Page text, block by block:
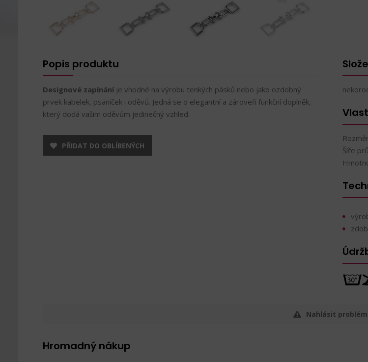
Popis produktu
Designové zapínáníje vhodné na výrobu tenkých pásků nebo jako ozdobný
prvek kabelek, psaníček i oděvů. Jedná se o elegantní a zároveň funkční doplněk,
který dodá vašim oděvům jedinečný vzhled.
PŘIDAT DO OBLÍBENÝCH
Šíře
Nahlásit problém
Hromadný nákup